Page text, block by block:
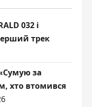
032 і
трек
за
хто втомився